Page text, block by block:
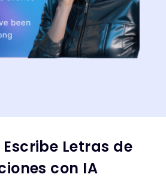
Letras de
con IA